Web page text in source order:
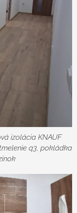
izolácia KNAUF
q3, pokládka